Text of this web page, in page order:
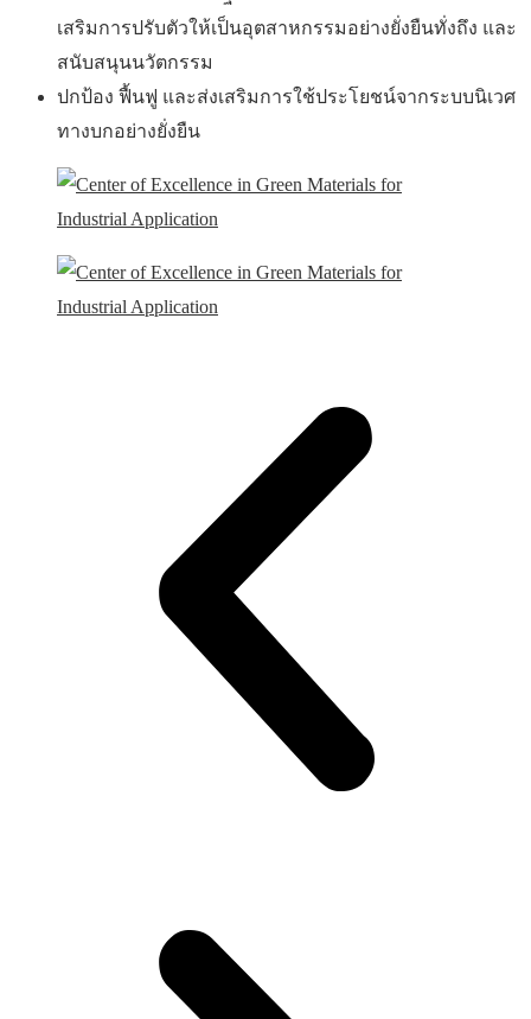
เสริมการปรับตัวให้เป็นอุตสาหกรรมอย่างยั่งยืนทั่งถึง และ
สนับสนุนนวัตกรรม
ปกป้อง ฟื้นฟู และส่งเสริมการใช้ประโยชน์จากระบบนิเวศ
ทางบกอย่างยั่งยืน